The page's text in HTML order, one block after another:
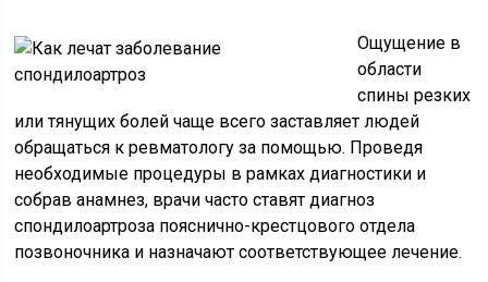
Ощущение в
области
спины резких
или тянущих болей чаще всего заставляет людей
обращаться к ревматологу за помощью. Проведя
необходимые процедуры в рамках диагностики и
собрав анамнез, врачи часто ставят диагноз
спондилоартроза пояснично-крестцового отдела
позвоночника и назначают соответствующее лечение.